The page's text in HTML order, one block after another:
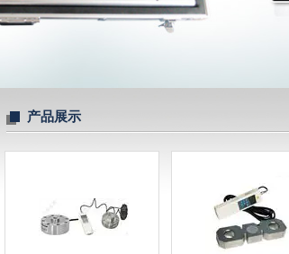
产品展示